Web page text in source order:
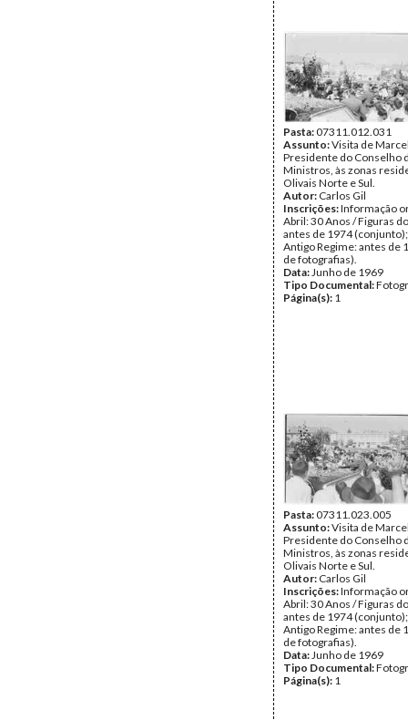
Pasta:07311.012.031
Assunto:Visita de
Presidente do Conselho
Ministros, às zonas
Olivais Norte e Sul.
Autor: Carlos Gil
Inscrições:Informação
Abril: 30 Anos / Figuras
antes de 1974
Antigo Regime: antes de
de fotografias).
Data:Junho de 1969
Tipo Documental:
Página(s): 1
Pasta:07311.023.005
Assunto:Visita de
Presidente do Conselho
Ministros, às zonas
Olivais Norte e Sul.
Autor: Carlos Gil
Inscrições:Informação
Abril: 30 Anos / Figuras
antes de 1974
Antigo Regime: antes de
de fotografias).
Data:Junho de 1969
Tipo Documental:
Página(s): 1